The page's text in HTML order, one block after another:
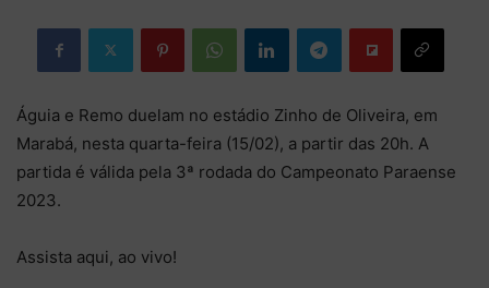
Águia e Remo duelam no estádio Zinho de Oliveira, em
Marabá, nesta quarta-feira (15/02), a partir das 20h. A
partida é válida pela 3ª rodada do Campeonato Paraense
2023.
Assista aqui, ao vivo!